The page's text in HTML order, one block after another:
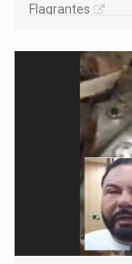
Flagrantes